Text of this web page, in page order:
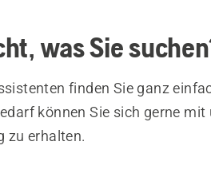
was Sie
finden Sie ganz
können Sie sich gerne
zu erhalten.